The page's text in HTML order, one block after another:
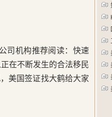
司机构推荐阅读：快速
在不断发生的合法移民
美国签证找大鹤给大家